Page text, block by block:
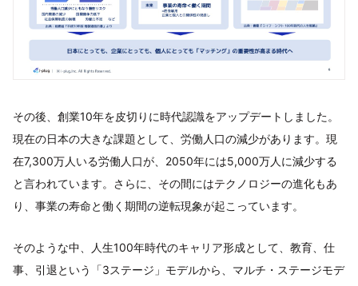
その後、創業10年を皮切りに時代認識をアップデートしました。
現在の日本の大きな課題として、労働人口の減少があります。現
在7,300万人いる労働人口が、2050年には5,000万人に減少する
と言われています。さらに、その間にはテクノロジーの進化もあ
り、事業の寿命と働く期間の逆転現象が起こっています。
そのような中、人生100年時代のキャリア形成として、教育、仕
事、引退という「3ステージ」モデルから、マルチ・ステージモデ